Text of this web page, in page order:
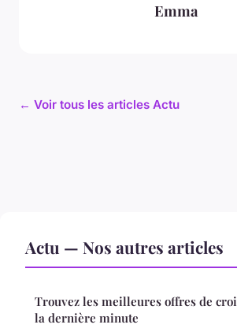
Emma
← Voir tous les articles Actu
Actu — Nos autres articles
Trouvez les meilleures offres de
la dernière minute